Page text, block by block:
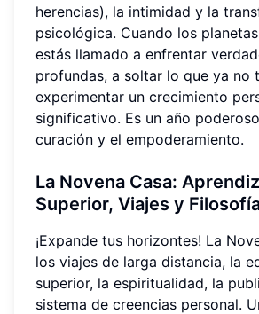
herencias), la intimidad y la
psicológica. Cuando los
estás llamado a enfrentar
profundas, a soltar lo que ya no
experimentar un crecimiento
significativo. Es un año
curación y el empoderamiento.
La Novena Casa:
Superior, Viajes y
¡Expande tus horizontes! La
los viajes de larga distancia, la
superior, la espiritualidad, la
sistema de creencias personal.